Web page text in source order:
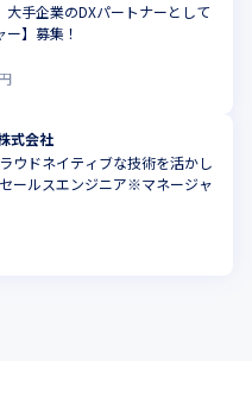
大手企業のDXパートナーとして
】募集！
式会社
ウドネイティブな技術を活かし
ールスエンジニア※マネージャ